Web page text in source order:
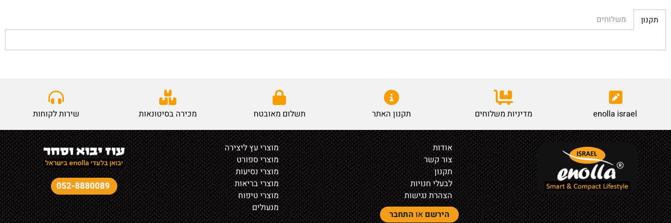
enolla israel מדיניות משלוחים תקנון האתר תשלום מאובטח מכירה בסיטונאות שירות לקוחות
אודות
צור קשר
תקנון
לבעלי חנויות
מוצרי עץ ליצירה
מוצרי ספורט
מוצרי נסיעות
מוצרי בריאות
052-8880089